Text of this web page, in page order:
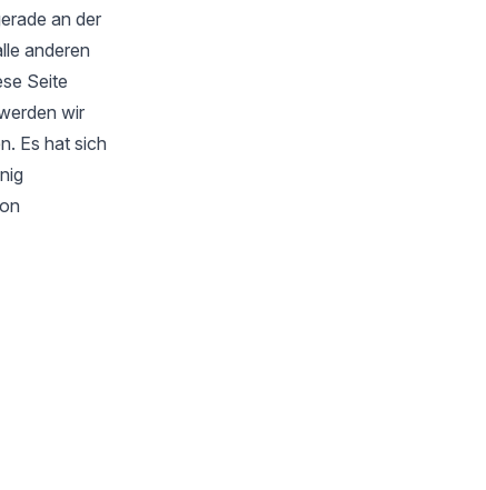
an der
anderen
Seite
wir
Es hat sich